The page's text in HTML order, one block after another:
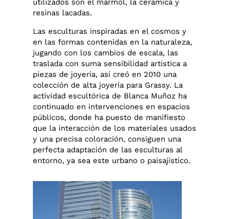
utilizados son el mármol, la cerámica y
resinas lacadas.
Las esculturas inspiradas en el cosmos y
en las formas contenidas en la naturaleza,
jugando con los cambios de escala, las
traslada con suma sensibilidad artística a
piezas de joyería, así creó en 2010 una
colección de alta joyería para Grassy. La
actividad escultórica de Blanca Muñoz ha
continuado en intervenciones en espacios
públicos, donde ha puesto de manifiesto
que la interacción de los materiales usados
y una precisa coloración, consiguen una
perfecta adaptación de las esculturas al
entorno, ya sea este urbano o paisajístico.